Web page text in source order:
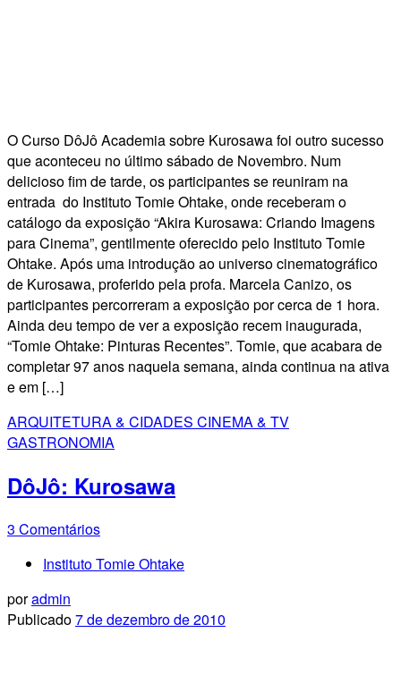
O Curso DôJô Academia sobre Kurosawa foi outro sucesso
que aconteceu no último sábado de Novembro. Num
delicioso fim de tarde, os participantes se reuniram na
entrada do Instituto Tomie Ohtake, onde receberam o
catálogo da exposição “Akira Kurosawa: Criando Imagens
para Cinema”, gentilmente oferecido pelo Instituto Tomie
Ohtake. Após uma introdução ao universo cinematográfico
de Kurosawa, proferido pela profa. Marcela Canizo, os
participantes percorreram a exposição por cerca de 1 hora.
Ainda deu tempo de ver a exposição recem inaugurada,
“Tomie Ohtake: Pinturas Recentes”. Tomie, que acabara de
completar 97 anos naquela semana, ainda continua na ativa
e em […]
ARQUITETURA & CIDADES CINEMA & TV
GASTRONOMIA
DôJô: Kurosawa
3 Comentários
Instituto Tomie Ohtake
poradmin
Publicado7 de dezembro de 2010